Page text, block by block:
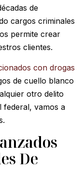
de
cargos criminales
permite crear
clientes.
con drogas
de cuello blanco
otro delito
federal, vamos a
De